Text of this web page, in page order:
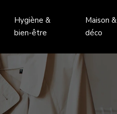
Hygiène &
bien-être
Maison &
déco